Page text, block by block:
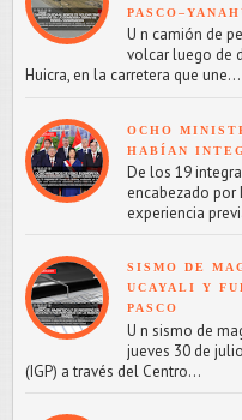
U n camión de
volcar luego de
Huicra, en la carretera que une...
OCHO
HABÍAN
De los 19
encabezado por
experiencia
SISMO DE
UCAYALI Y
PASCO
U n sismo de
jueves 30 de
(IGP) a través del Centro...